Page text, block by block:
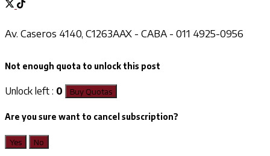
Av. Caseros 4140, C1263AAX - CABA - 011 4925-0956
Not enough quota to unlock this post
Unlock left : 0 Buy Quotas
Are you sure want to cancel subscription?
Yes No